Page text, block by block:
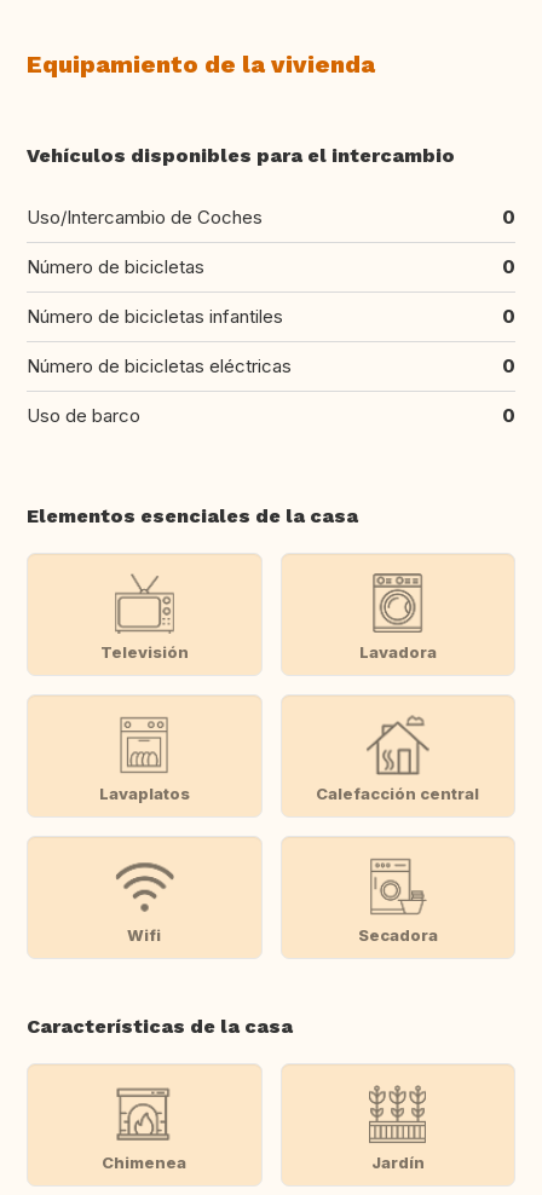
Equipamiento de la vivienda
Vehículos disponibles para el intercambio
Uso/Intercambio de Coches 0
Número de bicicletas 0
Número de bicicletas infantiles 0
Número de bicicletas eléctricas 0
Uso de barco 0
Elementos esenciales de la casa
Televisión Lavadora
Lavaplatos Calefacción central
Wifi Secadora
Características de la casa
Chimenea Jardín